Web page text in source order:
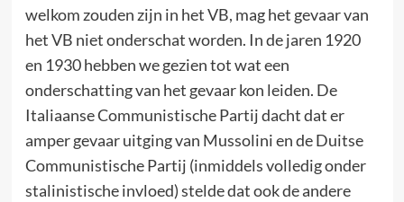
welkom zouden zijn in het VB, mag het gevaar van
het VB niet onderschat worden. In de jaren 1920
en 1930 hebben we gezien tot wat een
onderschatting van het gevaar kon leiden. De
Italiaanse Communistische Partij dacht dat er
amper gevaar uitging van Mussolini en de Duitse
Communistische Partij (inmiddels volledig onder
stalinistische invloed) stelde dat ook de andere